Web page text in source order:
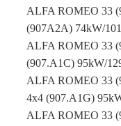
ALFA ROMEO 33
(907A2A) 74kW/
ALFA ROMEO 33
(907.A1C) 95kW/
ALFA ROMEO 33
4x4 (907.A1G)
ALFA ROMEO 33